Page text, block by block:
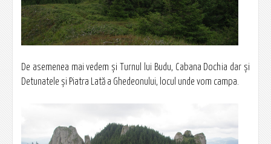
De asemenea mai vedem şi Turnul lui Budu, Cabana Dochia dar şi
Detunatele şi Piatra Lată a Ghedeonului, locul unde vom campa.